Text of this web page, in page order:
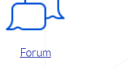
Forum